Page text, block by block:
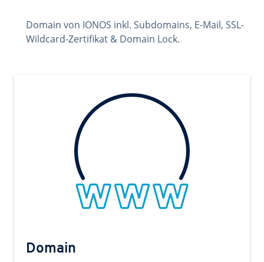
Domain von IONOS inkl. Subdomains, E-Mail, SSL-
Wildcard-Zertifikat & Domain Lock.
Domain